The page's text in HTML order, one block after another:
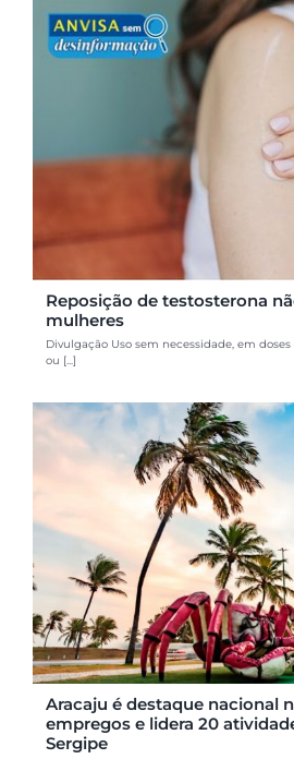
Reposição de testosterona
mulheres
Divulgação Uso sem necessidade, em
ou [...]
Aracaju é destaque nacional
empregos e lidera 20
Sergipe